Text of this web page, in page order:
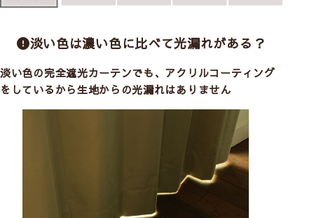
淡い色は濃い色に比べて光漏れがある？
淡い色の完全遮光カーテンでも、アクリルコーティング
をしているから生地からの光漏れはありません